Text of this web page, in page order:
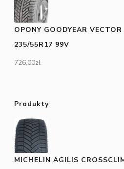
OPONY GOODYEAR
235/55R17 99V
726,00zł
Produkty
MICHELIN AGILIS